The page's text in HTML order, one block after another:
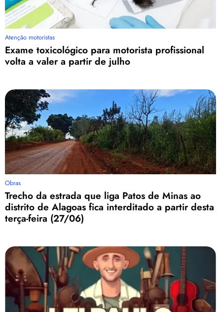
Atenção motoristas
Exame toxicológico para motorista profissional
volta a valer a partir de julho
Obras
Trecho da estrada que liga Patos de Minas ao
distrito de Alagoas fica interditado a partir desta
terça-feira (27/06)